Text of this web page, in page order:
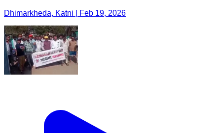
Dhimarkheda, Katni | Feb 19, 2026